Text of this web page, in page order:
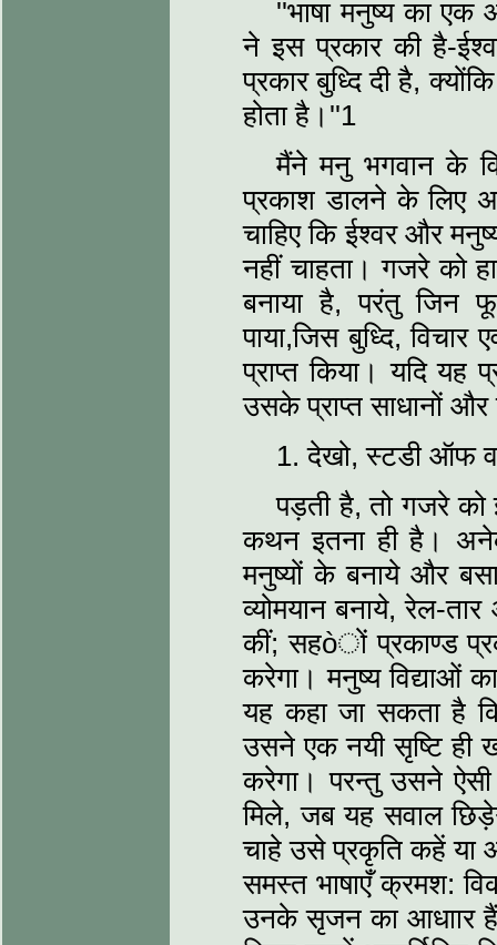
''भाषा मनुष्य का एक
ने इस प्रकार की है-
प्रकार बुध्दि दी है,
होता है।''1
मैंने मनु भगवान के
प्रकाश डालने के लिए
चाहिए कि ईश्वर और
नहीं चाहता। गजरे को
बनाया है, परंतु जिन
पाया,जिस बुध्दि,
प्राप्त किया। यदि यह
उसके प्राप्त साधानों और
1. देखो, स्टडी ऑफ
पड़ती है, तो गजरे को
कथन इतना ही है।
मनुष्यों के बनाये और
व्योमयान बनाये, रेल-
कीं; सहòों प्रकाण्ड
करेगा। मनुष्य विद्याओं
यह कहा जा सकता है कि
उसने एक नयी सृष्टि ही
करेगा। परन्तु उसने ऐसी
मिले, जब यह सवाल
चाहे उसे प्रकृति कहें या
समस्त भाषाएँ क्रमश:
उनके सृजन का आधाार